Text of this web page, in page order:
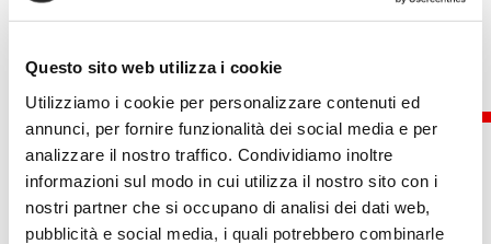
Questo sito web utilizza i cookie
Utilizziamo i cookie per personalizzare contenuti ed
annunci, per fornire funzionalità dei social media e per
analizzare il nostro traffico. Condividiamo inoltre
informazioni sul modo in cui utilizza il nostro sito con i
nostri partner che si occupano di analisi dei dati web,
pubblicità e social media, i quali potrebbero combinarle
Eventi